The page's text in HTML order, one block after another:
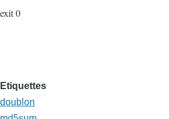
exit 0
Etiquettes
doublon